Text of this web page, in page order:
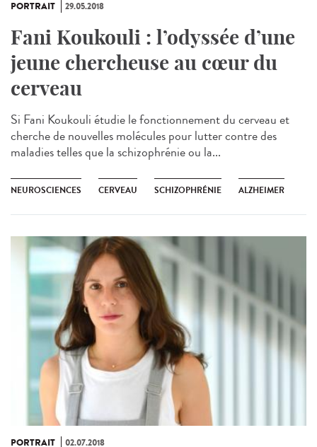
PORTRAIT 29.05.2018
Fani Koukouli : l’odyssée d’une
jeune chercheuse au cœur du
cerveau
Si Fani Koukouli étudie le fonctionnement du cerveau et
cherche de nouvelles molécules pour lutter contre des
maladies telles que la schizophrénie ou la...
NEUROSCIENCES CERVEAU SCHIZOPHRÉNIE ALZHEIMER
PORTRAIT 02.07.2018